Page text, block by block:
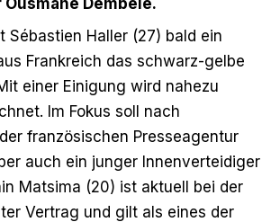
Sébastien Haller (27) bald ein
Frankreich das schwarz-gelbe
einer Einigung wird nahezu
Im Fokus soll nach
französischen Presseagentur
auch ein junger Innenverteidiger
Matsima (20) ist aktuell bei der
Vertrag und gilt als eines der